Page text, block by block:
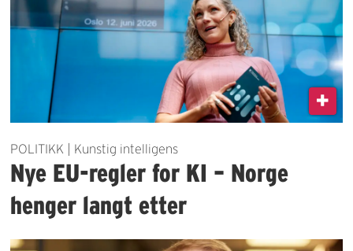
POLITIKK | Kunstig intelligens
Nye EU-regler for KI – Norge
henger langt etter